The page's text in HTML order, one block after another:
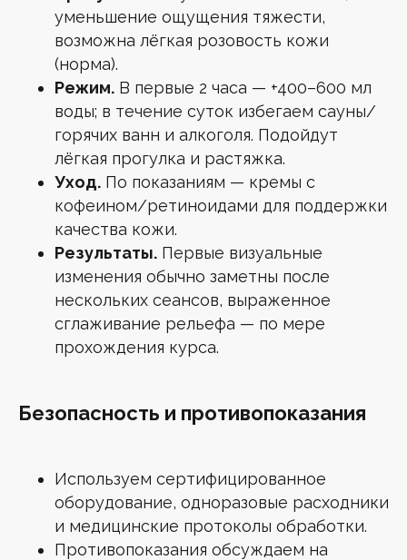
уменьшение ощущения тяжести,
возможна лёгкая розовость кожи
(норма).
Режим. В первые 2 часа — +400–600 мл
воды; в течение суток избегаем сауны/
горячих ванн и алкоголя. Подойдут
лёгкая прогулка и растяжка.
Уход. По показаниям — кремы с
кофеином/ретиноидами для поддержки
качества кожи.
Результаты. Первые визуальные
изменения обычно заметны после
нескольких сеансов, выраженное
сглаживание рельефа — по мере
прохождения курса.
Безопасность и противопоказания
Используем сертифицированное
оборудование, одноразовые расходники
и медицинские протоколы обработки.
Противопоказания обсуждаем на
Карта сайта
Полный прайс
Согласие на получение рассылки
ООО «МГ ЭСТЕТИК»
ИНН 7735184974
ОГРН 1197746533160